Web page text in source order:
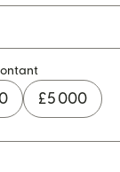
£5 000